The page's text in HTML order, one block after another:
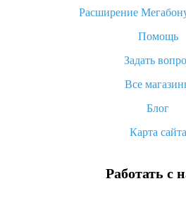
«AliExpress Standard Shipping»: что
как его
Как покупать оптом на
Что делать, если не пришел
возврата
Расширение
Помощь
Задать
Все
Блог
Карта сайта
Работать с